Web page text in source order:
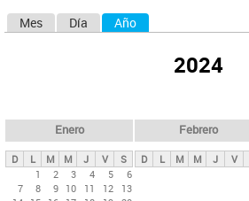
ds
p
Mes Día Año
2024
Enero
D L M M J V
S
1
2 3 4 5
6
7
8 9 10 11 12
13
Febrero
D L M M J V